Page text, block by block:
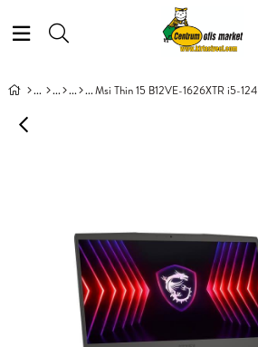
Msi Thin 15 B12VE-1626XTR i5-